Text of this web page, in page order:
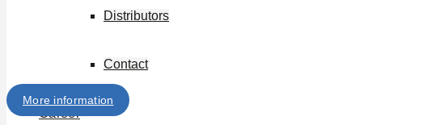
Distributors
Contact
Career
More information